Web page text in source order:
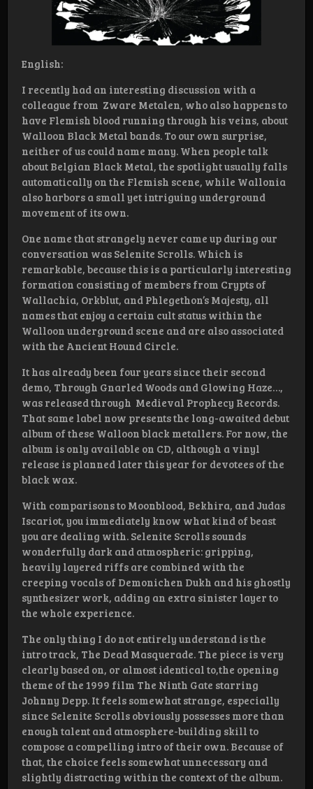
English:
I recently had an interesting discussion with a
colleague from Zware Metalen, who also happens to
have Flemish blood running through his veins, about
Walloon Black Metal bands. To our own surprise,
neither of us could name many. When people talk
about Belgian Black Metal, the spotlight usually falls
automatically on the Flemish scene, while Wallonia
also harbors a small yet intriguing underground
movement of its own.
One name that strangely never came up during our
conversation was Selenite Scrolls. Which is
remarkable, because this is a particularly interesting
formation consisting of members from Crypts of
Wallachia, Orkblut, and Phlegethon’s Majesty, all
names that enjoy a certain cult status within the
Walloon underground scene and are also associated
with the Ancient Hound Circle.
It has already been four years since their second
demo, Through Gnarled Woods and Glowing Haze…,
was released through Medieval Prophecy Records.
That same label now presents the long-awaited debut
album of these Walloon black metallers. For now, the
album is only available on CD, although a vinyl
release is planned later this year for devotees of the
black wax.
With comparisons to Moonblood, Bekhira, and Judas
Iscariot, you immediately know what kind of beast
you are dealing with. Selenite Scrolls sounds
wonderfully dark and atmospheric: gripping,
heavily layered riffs are combined with the
creeping vocals of Demonichen Dukh and his ghostly
synthesizer work, adding an extra sinister layer to
the whole experience.
The only thing I do not entirely understand is the
intro track, The Dead Masquerade. The piece is very
clearly based on, or almost identical to,the opening
theme of the 1999 film The Ninth Gate starring
Johnny Depp. It feels somewhat strange, especially
since Selenite Scrolls obviously possesses more than
enough talent and atmosphere-building skill to
compose a compelling intro of their own. Because of
that, the choice feels somewhat unnecessary and
slightly distracting within the context of the album.